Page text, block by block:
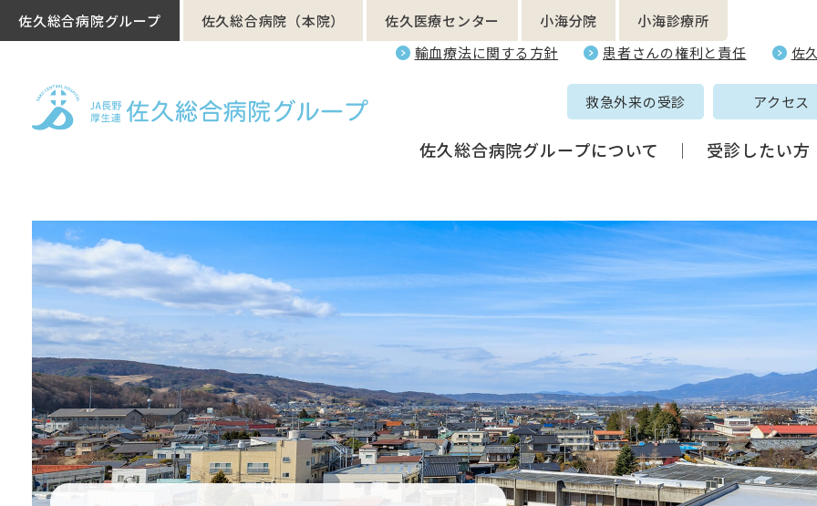
佐久総合病院グループ 佐久総合病院（本院） 佐久医療センター 小海分院
小海診療所
輸血療法に関する方針
患者さんの権利と責任 佐
救急外来の受診 アクセス
佐久総合病院グループについて 受診したい方